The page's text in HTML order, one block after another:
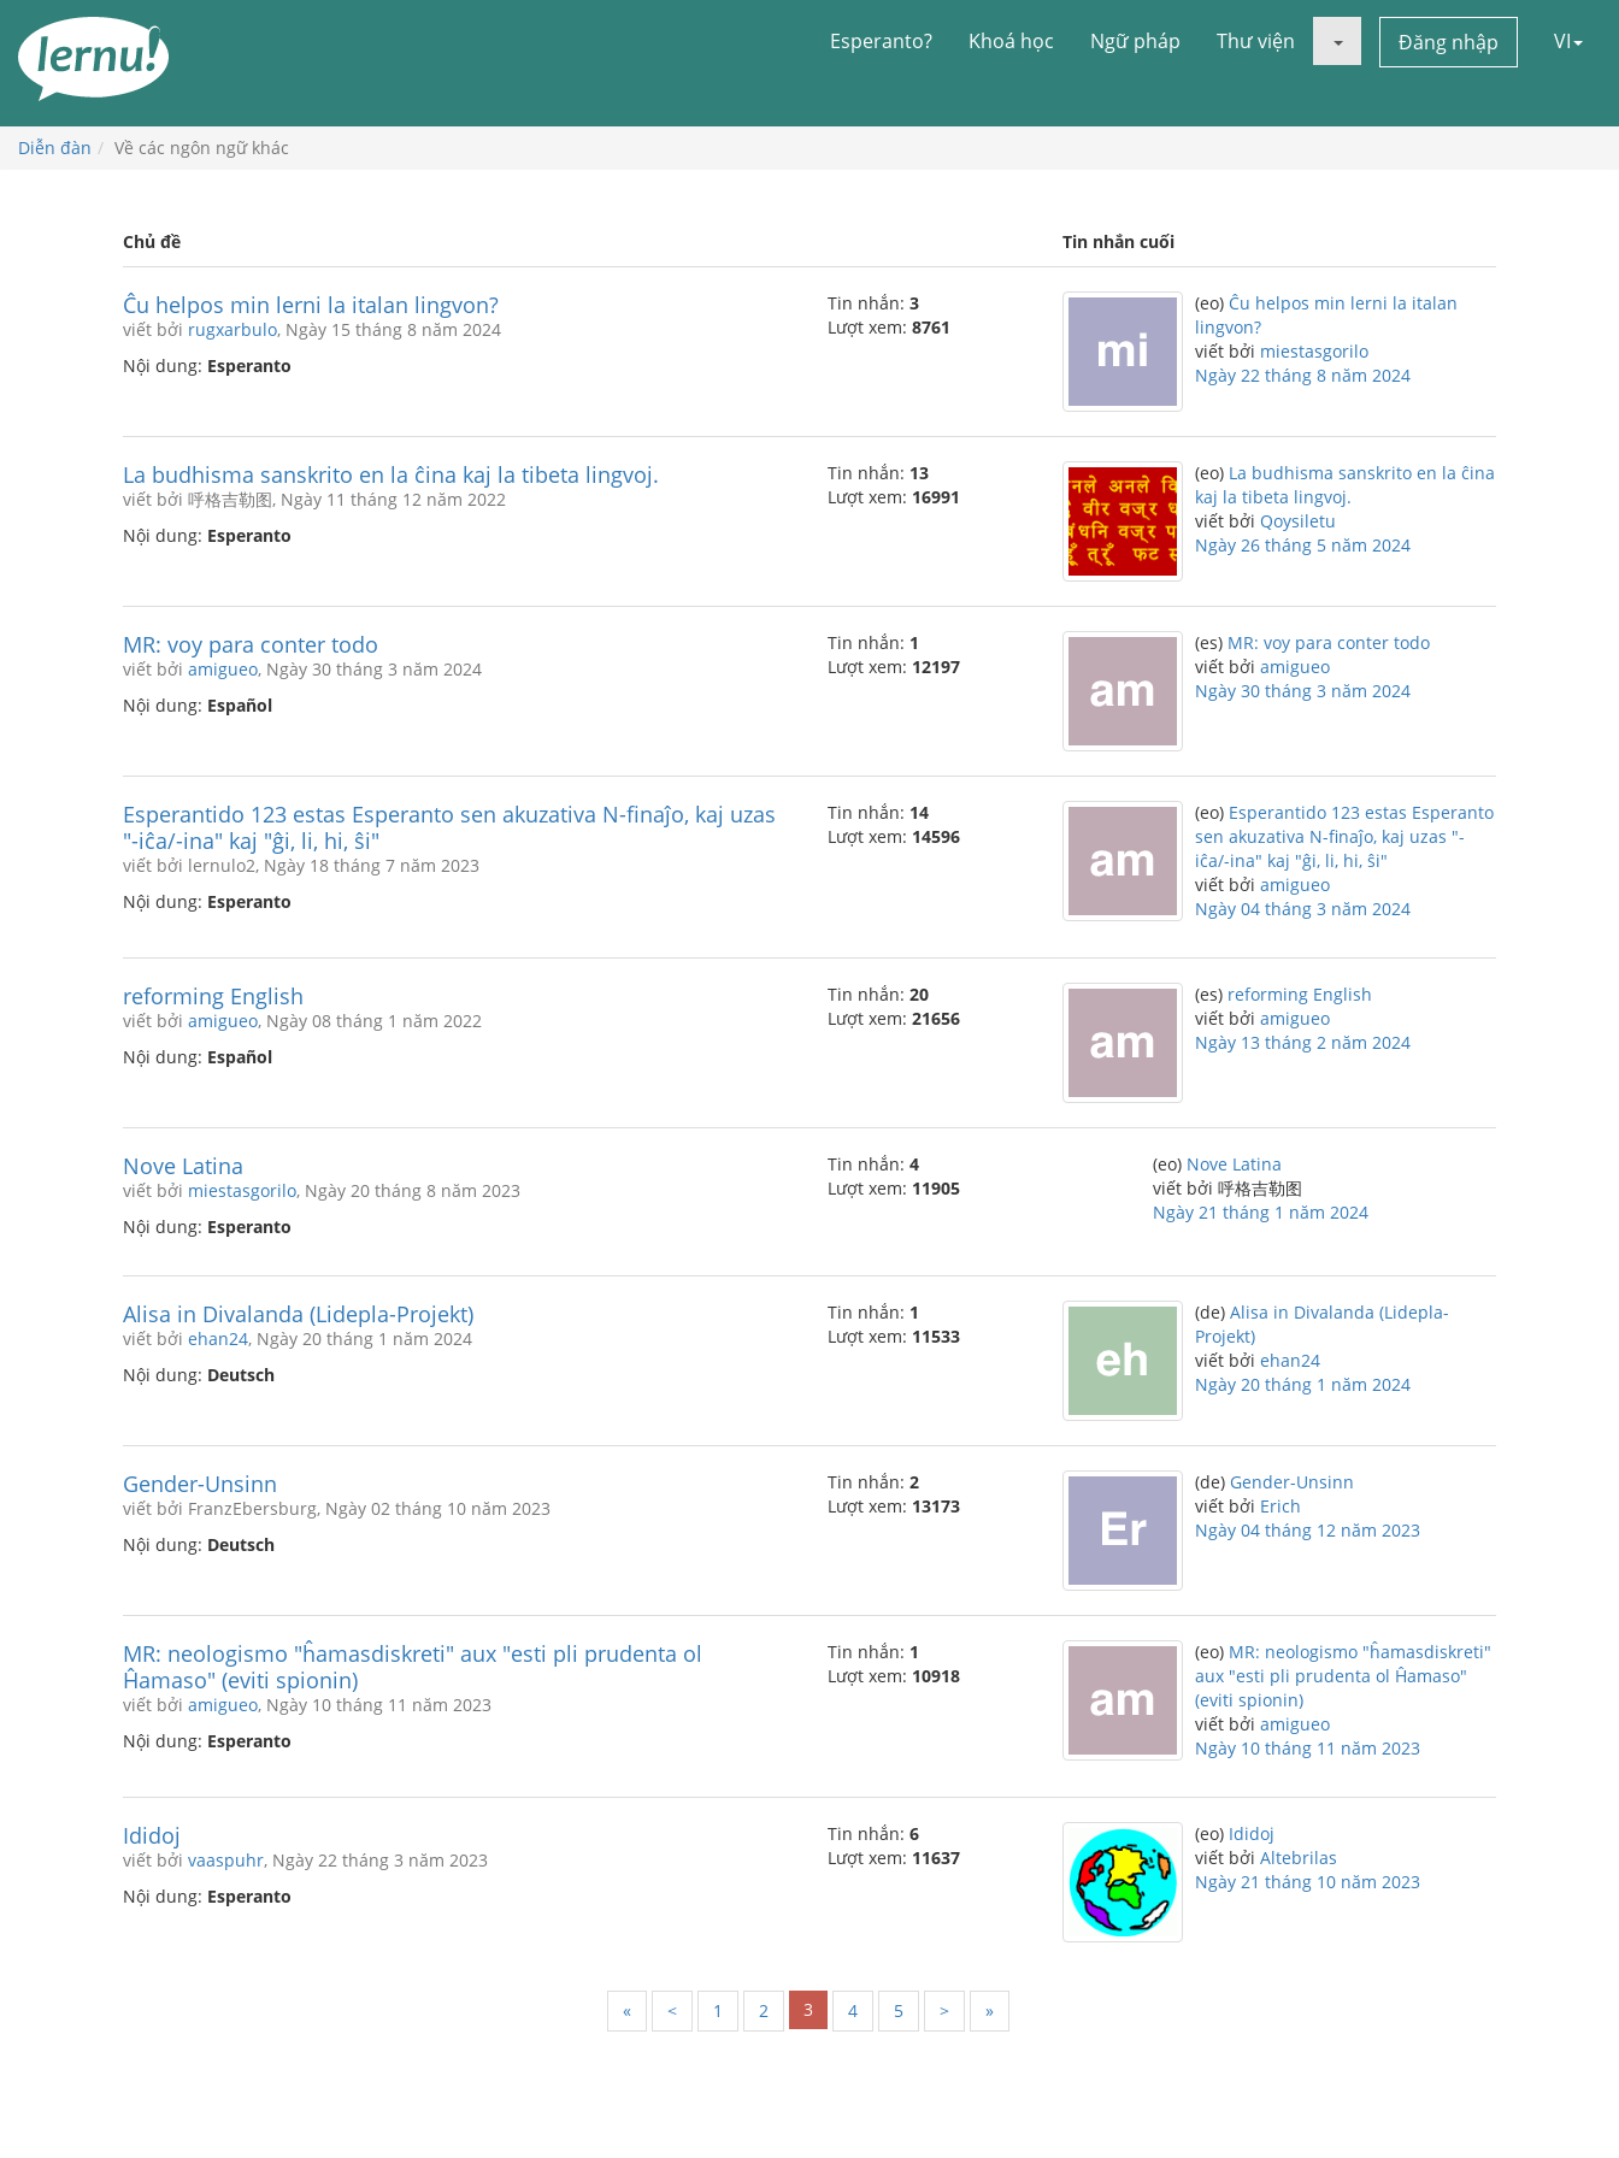
đến
phần
dung
Esperanto? Khoá học Ngữ pháp Thư viện Đăng nhập VI
Diễn đàn Về các ngôn ngữ khác
Chủ đề Tin nhắn cuối
Ĉu helpos min lerni la italan lingvon?
viết bởi rugxarbulo, Ngày 15 tháng 8 năm 2024
Nội dung: Esperanto
Tin nhắn: 3
Lượt xem: 8761
(eo) Ĉu helpos min lerni la italan
lingvon?
viết bởi miestasgorilo
Ngày 22 tháng 8 năm 2024
La budhisma sanskrito en la ĉina kaj la tibeta lingvoj.
viết bởi 呼格吉勒图, Ngày 11 tháng 12 năm 2022
Nội dung: Esperanto
Tin nhắn: 13
Lượt xem: 16991
(eo) La budhisma sanskrito en la ĉina
kaj la tibeta lingvoj.
viết bởi Qoysiletu
Ngày 26 tháng 5 năm 2024
MR: voy para conter todo
viết bởi amigueo, Ngày 30 tháng 3 năm 2024
Nội dung: Español
Tin nhắn: 1
Lượt xem: 12197
(es) MR: voy para conter todo
viết bởi amigueo
Ngày 30 tháng 3 năm 2024
Esperantido 123 estas Esperanto sen akuzativa N-finaĵo, kaj uzas
"-iĉa/-ina" kaj "ĝi, li, hi, ŝi"
viết bởi lernulo2, Ngày 18 tháng 7 năm 2023
Nội dung: Esperanto
Tin nhắn: 14
Lượt xem: 14596
(eo) Esperantido 123 estas Esperanto
sen akuzativa N-finaĵo, kaj uzas "-
iĉa/-ina" kaj "ĝi, li, hi, ŝi"
viết bởi amigueo
Ngày 04 tháng 3 năm 2024
reforming English
viết bởi amigueo, Ngày 08 tháng 1 năm 2022
Nội dung: Español
Tin nhắn: 20
Lượt xem: 21656
(es) reforming English
viết bởi amigueo
Ngày 13 tháng 2 năm 2024
Nove Latina
viết bởi miestasgorilo, Ngày 20 tháng 8 năm 2023
Nội dung: Esperanto
Tin nhắn: 4
Lượt xem: 11905
(eo) Nove Latina
viết bởi 呼格吉勒图
Ngày 21 tháng 1 năm 2024
Alisa in Divalanda (Lidepla-Projekt)
viết bởi ehan24, Ngày 20 tháng 1 năm 2024
Nội dung: Deutsch
Tin nhắn: 1
Lượt xem: 11533
(de) Alisa in Divalanda (Lidepla-
Projekt)
viết bởi ehan24
Ngày 20 tháng 1 năm 2024
Gender-Unsinn
viết bởi FranzEbersburg, Ngày 02 tháng 10 năm 2023
Nội dung: Deutsch
Tin nhắn: 2
Lượt xem: 13173
(de) Gender-Unsinn
viết bởi Erich
Ngày 04 tháng 12 năm 2023
MR: neologismo "ĥamasdiskreti" aux "esti pli prudenta ol
Ĥamaso" (eviti spionin)
viết bởi amigueo, Ngày 10 tháng 11 năm 2023
Nội dung: Esperanto
Tin nhắn: 1
Lượt xem: 10918
(eo) MR: neologismo "ĥamasdiskreti"
aux "esti pli prudenta ol Ĥamaso"
(eviti spionin)
viết bởi amigueo
Ngày 10 tháng 11 năm 2023
Ididoj
viết bởi vaaspuhr, Ngày 22 tháng 3 năm 2023
Nội dung: Esperanto
Tin nhắn: 6
Lượt xem: 11637
(eo) Ididoj
viết bởi Altebrilas
Ngày 21 tháng 10 năm 2023
« < 1 2 3 4 5 > »